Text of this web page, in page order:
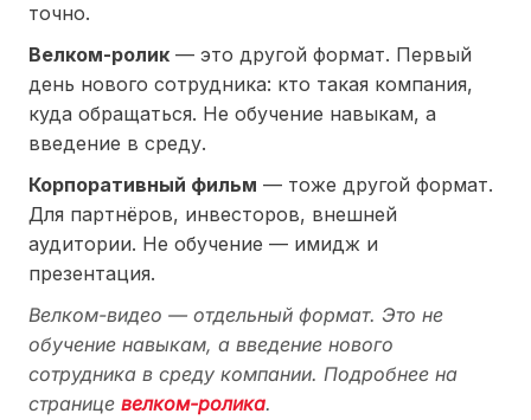
точно.
Велком-ролик — это другой формат. Первый
день нового сотрудника: кто такая компания,
куда обращаться. Не обучение навыкам, а
введение в среду.
Корпоративный фильм — тоже другой формат.
Для партнёров, инвесторов, внешней
аудитории. Не обучение — имидж и
презентация.
Велком-видео — отдельный формат. Это не
обучение навыкам, а введение нового
сотрудника в среду компании. Подробнее на
странице велком-ролика.